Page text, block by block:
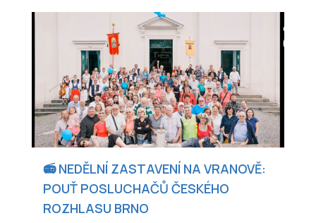
📻 NEDĚLNÍ ZASTAVENÍ NA VRANOVĚ:
POUŤ POSLUCHAČŮ ČESKÉHO
ROZHLASU BRNO